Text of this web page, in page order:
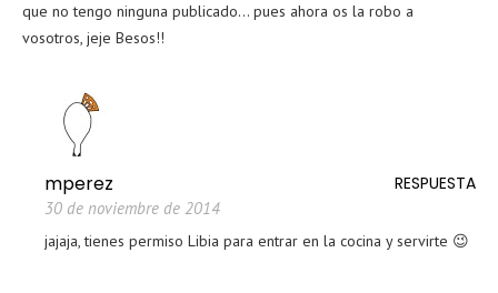
que no tengo ninguna publicado… pues ahora os la robo a
vosotros, jeje Besos!!
RESPUESTA
mperez
30 de noviembre de 2014
jajaja, tienes permiso Libia para entrar en la cocina y servirte 😉